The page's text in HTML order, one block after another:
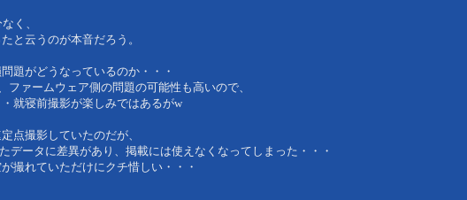
く、
と云うのが本音だろう。
題がどうなっているのか・・・
ァームウェア側の問題の可能性も高いので、
就寝前撮影が楽しみではあるがw
点撮影していたのだが、
データに差異があり、掲載には使えなくなってしまった・・・
撮れていただけにクチ惜しい・・・